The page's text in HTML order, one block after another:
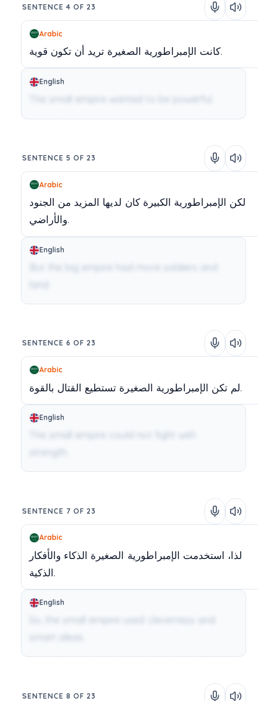
SENTENCE 4 OF 23
Arabic
كانت الإمبراطورية الصغيرة تريد أن تكون قوية.
English
SENTENCE 5 OF 23
Arabic
لكن الإمبراطورية الكبيرة كان لديها المزيد من الجنود
والأراضي.
English
But the big empire had more soldiers and
SENTENCE 6 OF 23
Arabic
لم تكن الإمبراطورية الصغيرة تستطيع القتال بالقوة.
English
SENTENCE 7 OF 23
Arabic
لذا، استخدمت الإمبراطورية الصغيرة الذكاء والأفكار
الذكية.
English
smart ideas.
SENTENCE 8 OF 23